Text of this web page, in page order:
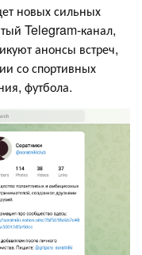
новых сильных
Telegram-канал,
анонсы встреч,
со спортивных
футбола.